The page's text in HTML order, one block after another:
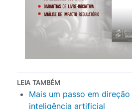
LEIA TAMBÉM
Mais um passo em
inteligência artificial